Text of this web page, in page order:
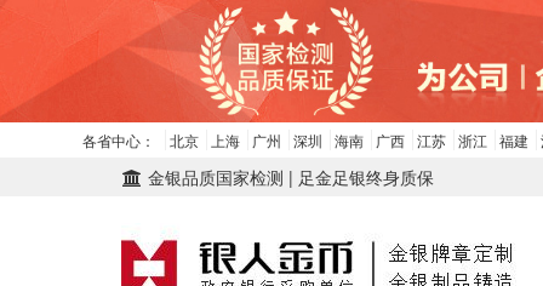
各省中心： 北京 上海 广州 深圳 海南 广西 江苏 浙江 福建
金银品质国家检测 | 足金足银终身质保